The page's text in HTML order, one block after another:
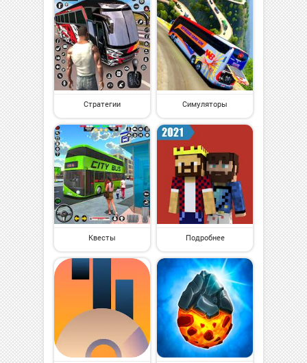
Стратегии Симуляторы
Квесты Подробнее